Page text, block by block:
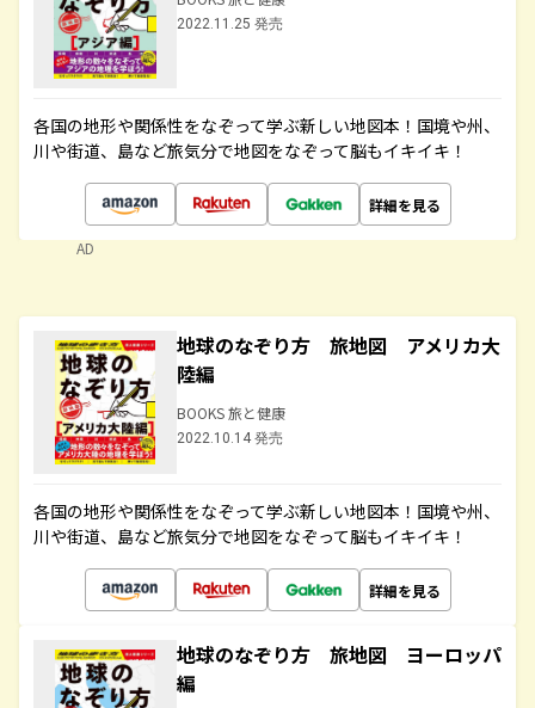
2022.11.25 発売
各国の地形や関係性をなぞって学ぶ新しい地図本！国境や州、
川や街道、島など旅気分で地図をなぞって脳もイキイキ！
詳細を見る
AD
地球のなぞり方 旅地図 アメリカ大
陸編
BOOKS 旅と健康
2022.10.14 発売
各国の地形や関係性をなぞって学ぶ新しい地図本！国境や州、
川や街道、島など旅気分で地図をなぞって脳もイキイキ！
詳細を見る
地球のなぞり方 旅地図 ヨーロッパ
編